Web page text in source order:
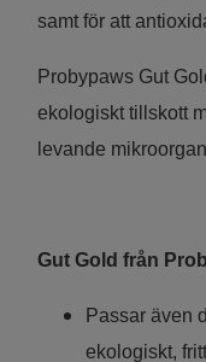
samt för att
Probypaws Gut
ekologiskt tillskott
levande
Gut Gold från
Passar även
ekologiskt,